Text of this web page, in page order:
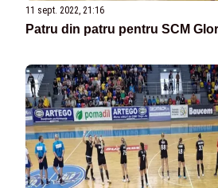
11 sept. 2022, 21:16
Patru din patru pentru SCM